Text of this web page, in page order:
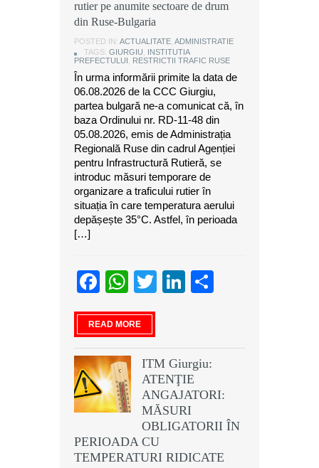
rutier pe anumite sectoare de drum
din Ruse-Bulgaria
POSTED IN: ACTUALITATE ADMINISTRATIE
TAGS: GIURGIU
INSTITUTIA
PREFECTULUI
RESTRICTII TRAFIC RUSE
În urma informării primite la data de
06.08.2026 de la CCC Giurgiu,
partea bulgară ne-a comunicat că, în
baza Ordinului nr. RD-11-48 din
05.08.2026, emis de Administrația
Regională Ruse din cadrul Agenției
pentru Infrastructură Rutieră, se
introduc măsuri temporare de
organizare a traficului rutier în
situația în care temperatura aerului
depășește 35°C. Astfel, în perioada
[…]
Facebook
WhatsApp
TwitterLinkedIn
READ MORE
ITM Giurgiu:
ATENŢIE
ANGAJATORI:
MĂSURI
OBLIGATORII ÎN
PERIOADA CU
TEMPERATURI RIDICATE